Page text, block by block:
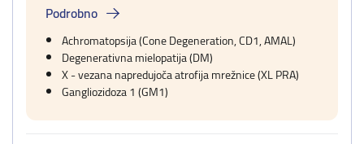
Podrobno
Achromatopsija (Cone Degeneration, CD1, AMAL)
Degenerativna mielopatija (DM)
X - vezana napredujoča atrofija mrežnice (XL PRA)
Gangliozidoza 1 (GM1)